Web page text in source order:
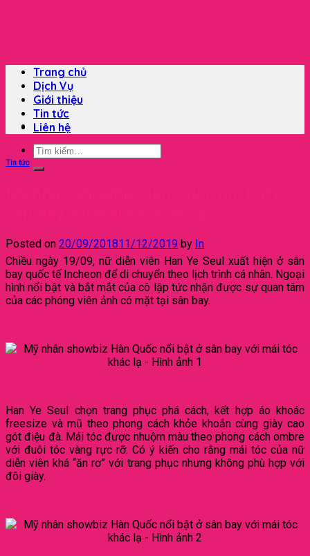
Tìm
kiếm:
Trang chủ
Dịch Vụ
Giới thiệu
Tin tức
Liên hệ
Tin tức
Posted on 20/09/201811/12/2019 by In
Chiều ngày 19/09, nữ diễn viên Han Ye Seul xuất hiện ở sân
bay quốc tế Incheon để di chuyển theo lịch trình cá nhân. Ngoại
hình nổi bật và bắt mắt của cô lập tức nhận được sự quan tâm
của các phóng viên ảnh có mặt tại sân bay.
Han Ye Seul chọn trang phục phá cách, kết hợp áo khoác
freesize và mũ theo phong cách khỏe khoắn cùng giày cao
gót điệu đà. Mái tóc được nhuộm màu theo phong cách ombre
với đuôi tóc vàng rực rỡ. Có ý kiến cho rằng mái tóc của nữ
diễn viên khá “ăn rơ” với trang phục nhưng không phù hợp với
đôi giày.